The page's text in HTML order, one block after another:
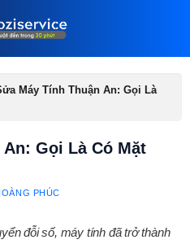
Máy Tính Thuận An: Gọi Là
Gọi Là Có Mặt
PHÚC
đỗi số, máy tính đã trở thành